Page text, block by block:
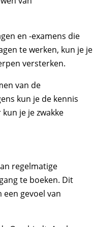
en -examens die
te werken, kun je je
versterken.
van de
kun je de kennis
je je zwakke
regelmatige
te boeken. Dit
gevoel van